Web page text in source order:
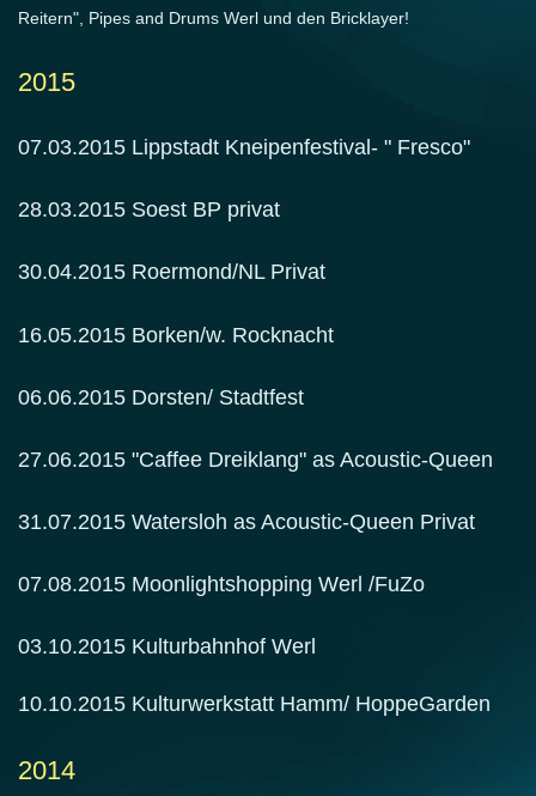
Reitern", Pipes and Drums Werl und den Bricklayer!
2015
07.03.2015 Lippstadt Kneipenfestival- " Fresco"
28.03.2015 Soest BP privat
30.04.2015 Roermond/NL Privat
16.05.2015 Borken/w. Rocknacht
06.06.2015 Dorsten/ Stadtfest
27.06.2015 "Caffee Dreiklang" as Acoustic-Queen
31.07.2015 Watersloh as Acoustic-Queen Privat
07.08.2015 Moonlightshopping Werl /FuZo
03.10.2015 Kulturbahnhof Werl
10.10.2015 Kulturwerkstatt Hamm/ HoppeGarden
2014